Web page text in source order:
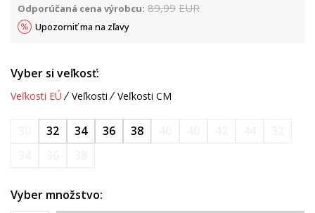
Odporúčaná cena výrobcu: 89,99 EUR
Upozorniť ma na zľavy
Vyber si veľkosť:
Veľkosti EÚ Veľkosti Veľkosti CM
32 34 36 38
Vyber množstvo: